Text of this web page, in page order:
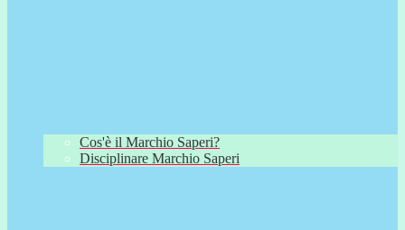
Cos'è il Marchio Saperi?
Disciplinare Marchio Saperi